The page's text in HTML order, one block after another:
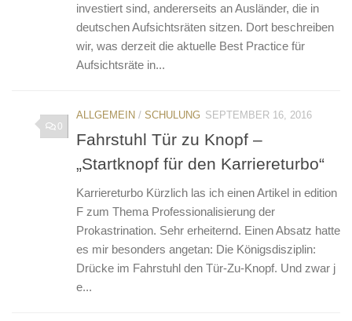
investiert sind, andererseits an Ausländer, die in
deutschen Aufsichtsräten sitzen. Dort beschreiben
wir, was derzeit die aktuelle Best Practice für
Aufsichtsräte in...
0
ALLGEMEIN / SCHULUNG SEPTEMBER 16, 2016
Fahrstuhl Tür zu Knopf –
„Startknopf für den Karriereturbo“
Karriereturbo Kürzlich las ich einen Artikel in edition
F zum Thema Professionalisierung der
Prokastrination. Sehr erheiternd. Einen Absatz hatte
es mir besonders angetan: Die Königsdisziplin:
Drücke im Fahrstuhl den Tür-Zu-Knopf. Und zwar j
e...